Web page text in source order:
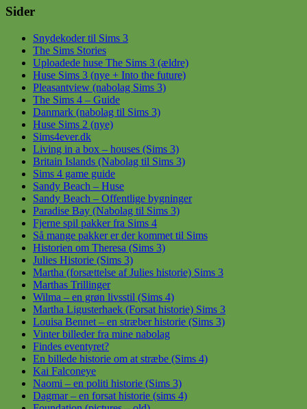
Sider
Snydekoder til Sims 3
The Sims Stories
Uploadede huse The Sims 3 (ældre)
Huse Sims 3 (nye + Into the future)
Pleasantview (nabolag Sims 3)
The Sims 4 – Guide
Danmark (nabolag til Sims 3)
Huse Sims 2 (nye)
Sims4ever.dk
Living in a box – houses (Sims 3)
Britain Islands (Nabolag til Sims 3)
Sims 4 game guide
Sandy Beach – Huse
Sandy Beach – Offentlige bygninger
Paradise Bay (Nabolag til Sims 3)
Fjerne spil pakker fra Sims 4
Så mange pakker er der kommet til Sims
Historien om Theresa (Sims 3)
Julies Historie (Sims 3)
Martha (forsættelse af Julies historie) Sims 3
Marthas Trillinger
Wilma – en grøn livsstil (Sims 4)
Martha Ligusterhaek (Forsat historie) Sims 3
Louisa Bennet – en stræber historie (Sims 3)
Vinter billeder fra mine nabolag
Findes eventyret?
En billede historie om at stræbe (Sims 4)
Kai Falconeye
Naomi – en politi historie (Sims 3)
Dagmar – en forsat historie (sims 4)